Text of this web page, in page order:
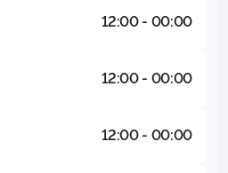
12:00 - 00:00
12:00 - 00:00
12:00 - 00:00